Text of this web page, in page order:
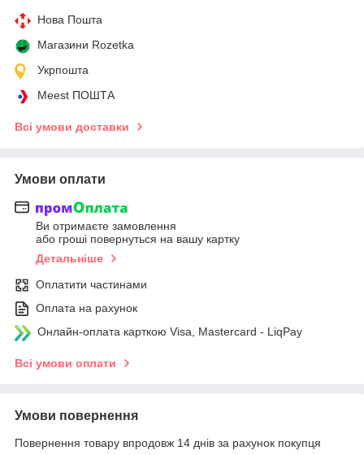
Нова Пошта
Магазини Rozetka
Укрпошта
Meest ПОШТА
Всі умови доставки
Умови оплати
Ви отримаєте замовлення
або гроші повернуться на вашу картку
Детальніше
Оплатити частинами
Оплата на рахунок
Онлайн-оплата карткою Visa, Mastercard - LiqPay
Всі умови оплати
Умови повернення
Повернення товару впродовж 14 днів за рахунок покупця